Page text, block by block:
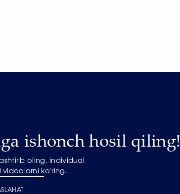
ishonch hosil qiling!
oling, individual
ko'ring.